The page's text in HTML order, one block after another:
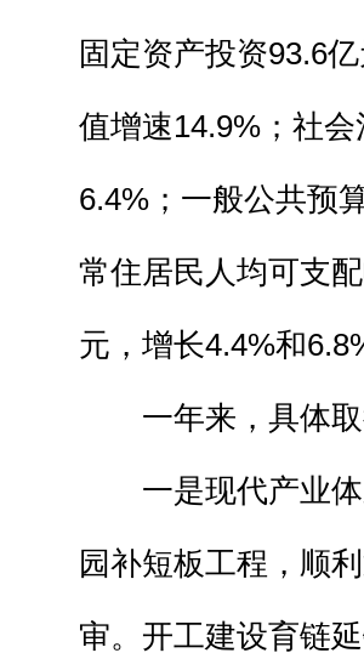
固定资产投资93.6
值增速14.9%；社
6.4%；一般公共预
常住居民人均可支
元，增长4.4%和
一年来，具体
一是现代产业
园补短板工程，顺
审。开工建设育链